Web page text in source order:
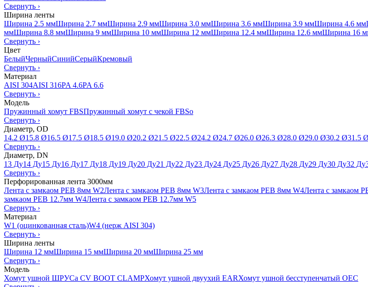
Свернуть ›
Ширина ленты
Ширина 2.5 ммШирина 2.7 ммШирина 2.9 ммШирина 3.0 ммШирина 3.6 ммШирина 3.9 ммШирина 4.6 мм
ммШирина 8.8 ммШирина 9 ммШирина 10 ммШирина 12 ммШирина 12.4 ммШирина 12.6 ммШирина 16
Свернуть ›
Цвет
БелыйЧерныйСинийСерыйКремовый
Свернуть ›
Материал
AISI 304AISI 316PA 4.6PA 6.6
Свернуть ›
Модель
Пружинный хомут FBSПружинный хомут с чекой FBSo
Свернуть ›
Диаметр, OD
14.2 Ø15.8 Ø16.5 Ø17.5 Ø18.5 Ø19.0 Ø20.2 Ø21.5 Ø22.5 Ø24.2 Ø24.7 Ø26.0 Ø26.3 Ø28.0 Ø29.0 Ø30.2 Ø31.5 Ø
Свернуть ›
Диаметр, DN
13 Ду14 Ду15 Ду16 Ду17 Ду18 Ду19 Ду20 Ду21 Ду22 Ду23 Ду24 Ду25 Ду26 Ду27 Ду28 Ду29 Ду30 Ду32 Ду
Свернуть ›
Перфорированная лента 3000мм
Лента с замкаом PEB 8мм W2Лента с замкаом PEB 8мм W3Лента с замкаом PEB 8мм W4Лента с замкаом
замкаом PEB 12.7мм W4Лента с замкаом PEB 12.7мм W5
Свернуть ›
Материал
W1 (оцинкованная сталь)W4 (нерж AISI 304)
Свернуть ›
Ширина ленты
Ширина 12 ммШирина 15 ммШирина 20 ммШирина 25 мм
Свернуть ›
Модель
Хомут ушной ШРУСа CV BOOT CLAMPХомут ушной двуухий EARХомут ушной бесступенчатый OEC